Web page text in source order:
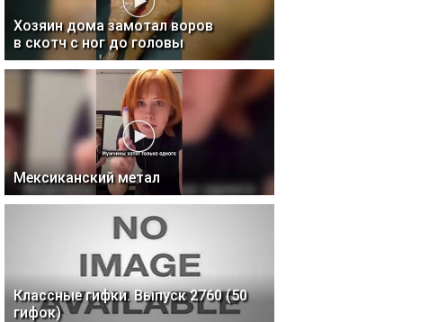
Хозяин дома замотал воров
в скотч с ног до головы
Мексиканский метал
Классные гифки. Выпуск 2760 (50
гифок)